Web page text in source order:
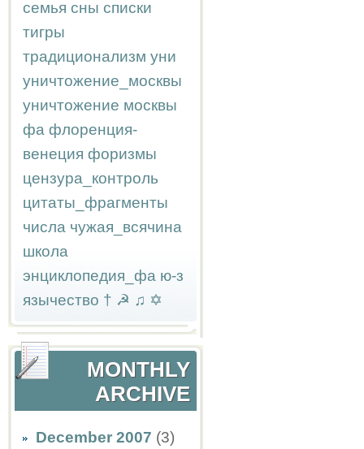
семья сны списки
тигры
традиционализм уни
уничтожение_москвы
уничтожение москвы
фа флоренция-
венеция форизмы
цензура_контроль
цитаты_фрагменты
числа чужая_всячина
школа
энциклопедия_фа ю-з
язычество † ☭ ♫ ✡
MONTHLY
ARCHIVE
December 2007 (3)